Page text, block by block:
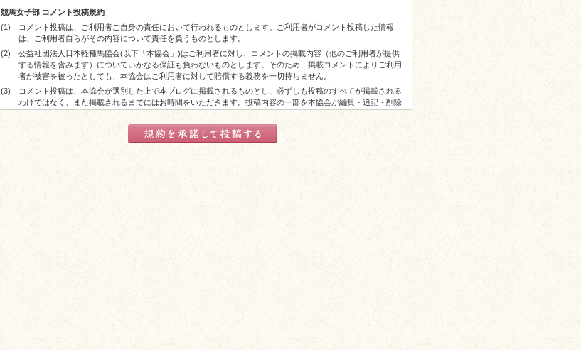
競馬女子部 コメント投稿規約
(1)
コメント投稿は、ご利用者ご自身の責任において行われるものとします。ご利用者がコメント投稿した情報
は、ご利用者自らがその内容について責任を負うものとします。
(2)
公益社団法人日本軽種馬協会(以下「本協会」)はご利用者に対し、コメントの掲載内容（他のご利用者が提供
する情報を含みます）についていかなる保証も負わないものとします。そのため、掲載コメントによりご利用
者が被害を被ったとしても、本協会はご利用者に対して賠償する義務を一切持ちません。
(3)
コメント投稿は、本協会が選別した上で本ブログに掲載されるものとし、必ずしも投稿のすべてが掲載される
わけではなく、また掲載されるまでにはお時間をいただきます。投稿内容の一部を本協会が編集・追記・削除
した上で掲載される場合があります。
(4)
コメント投稿が実際に掲載された場合でも、ご利用者に対する本協会からの謝礼等はございませんので予めご
了承ください。
以上